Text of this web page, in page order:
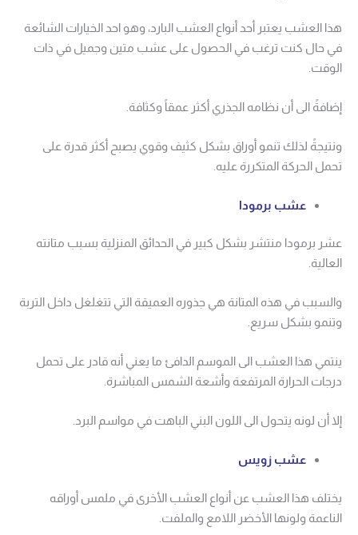
هذا العشب يعتبر أحد أنواع العشب البارد، وهو احد الخيارات الشائعة
في حال كنت ترغب في الحصول على عشب متين وجميل في ذات
الوقت.
إضافةً الى أن نظامه الجذري أكثر عمقاً وكثافة.
ونتيجةً لذلك تنمو أوراق بشكل كثيف وقوي يصبح أكثر قدرة على
تحمل الحركة المتكررة عليه.
عشب برمودا
عشر برمودا منتشر بشكل كبير في الحدائق المنزلية بسبب متانته
العالية.
والسبب في هذه المتانة هي جذوره العميقة التي تتغلغل داخل التربة
وتنمو بشكل سريع.
ينتمي هذا العشب الى الموسم الدافئ ما يعني أنه قادر على تحمل
درجات الحرارة المرتفعة وأشعة الشمس المباشرة.
إلا أن لونه يتحول الى اللون البني الباهت في مواسم البرد.
عشب زويس
يختلف هذا العشب عن أنواع العشب الأخرى في ملمس أوراقه
الناعمة ولونها الأخضر اللامع والملفت.